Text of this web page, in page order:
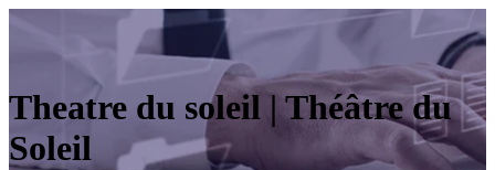
Theatre du soleil | Théâtre du
Soleil